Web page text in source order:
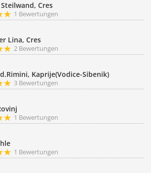
Cres
1 Bewertungen
Lina, Cres
2 Bewertungen
Kaprije(Vodice-Sibenik)
3 Bewertungen
1 Bewertungen
1 Bewertungen